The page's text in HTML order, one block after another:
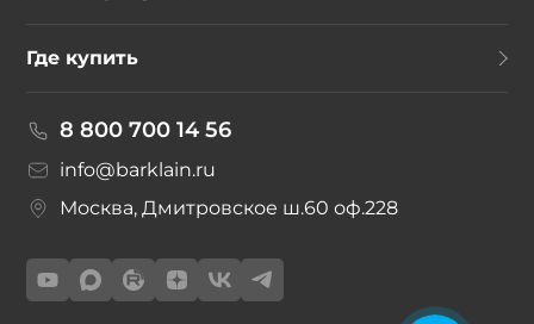
Где купить
8 800 700 14 56
info@barklain.ru
Москва, Дмитровское ш.60 оф.228